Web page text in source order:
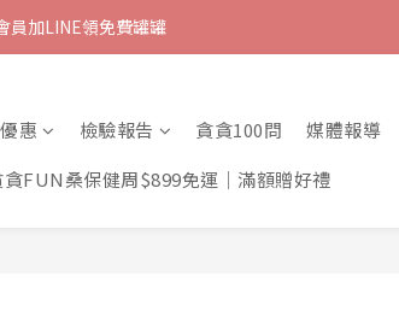
員加LINE領免費罐罐
惠 檢驗報告 貪貪100問
媒體報導
FUN桑保健周$899免運｜滿額贈好禮